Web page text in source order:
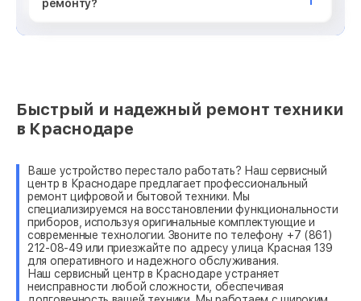
ремонту?
Быстрый и надежный ремонт техники
в Краснодаре
Ваше устройство перестало работать? Наш сервисный
центр в Краснодаре предлагает профессиональный
ремонт цифровой и бытовой техники. Мы
специализируемся на восстановлении функциональности
приборов, используя оригинальные комплектующие и
современные технологии. Звоните по телефону +7 (861)
212-08-49 или приезжайте по адресу улица Красная 139
для оперативного и надежного обслуживания.
Наш сервисный центр в Краснодаре устраняет
неисправности любой сложности, обеспечивая